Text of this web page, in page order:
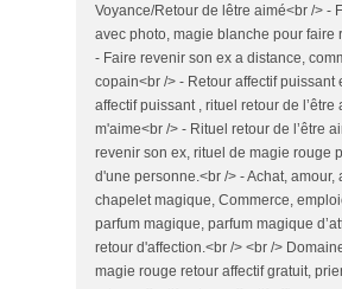
Voyance/Retour de lêtre aimé<br /> -
avec photo, magie blanche pour faire
- Faire revenir son ex a distance,
copain<br /> - Retour affectif puissant
affectif puissant , rituel retour de
m'aime<br /> - Rituel retour de l’être
revenir son ex, rituel de magie rouge
d'une personne.<br /> - Achat, amour,
chapelet magique, Commerce,
parfum magique, parfum magique
retour d'affection.<br /> <br />
magie rouge retour affectif gratuit,